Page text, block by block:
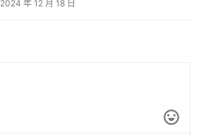
2024 年 12 月 18 日